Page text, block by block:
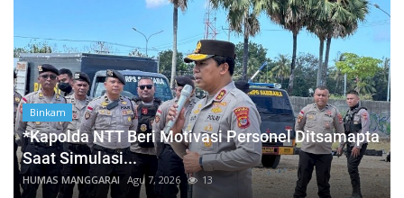
Binkam
*Kapolda NTT Beri Motivasi Personel Ditsamapta
Saat Simulasi...
HUMAS MANGGARAI Agu 7, 2026 13